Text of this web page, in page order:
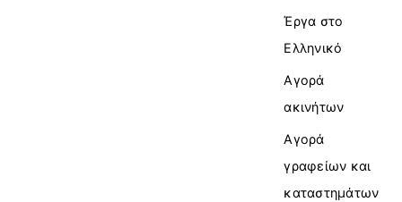
Έργα στο
Ελληνικό
Αγορά
ακινήτων
Αγορά
γραφείων και
καταστημάτων